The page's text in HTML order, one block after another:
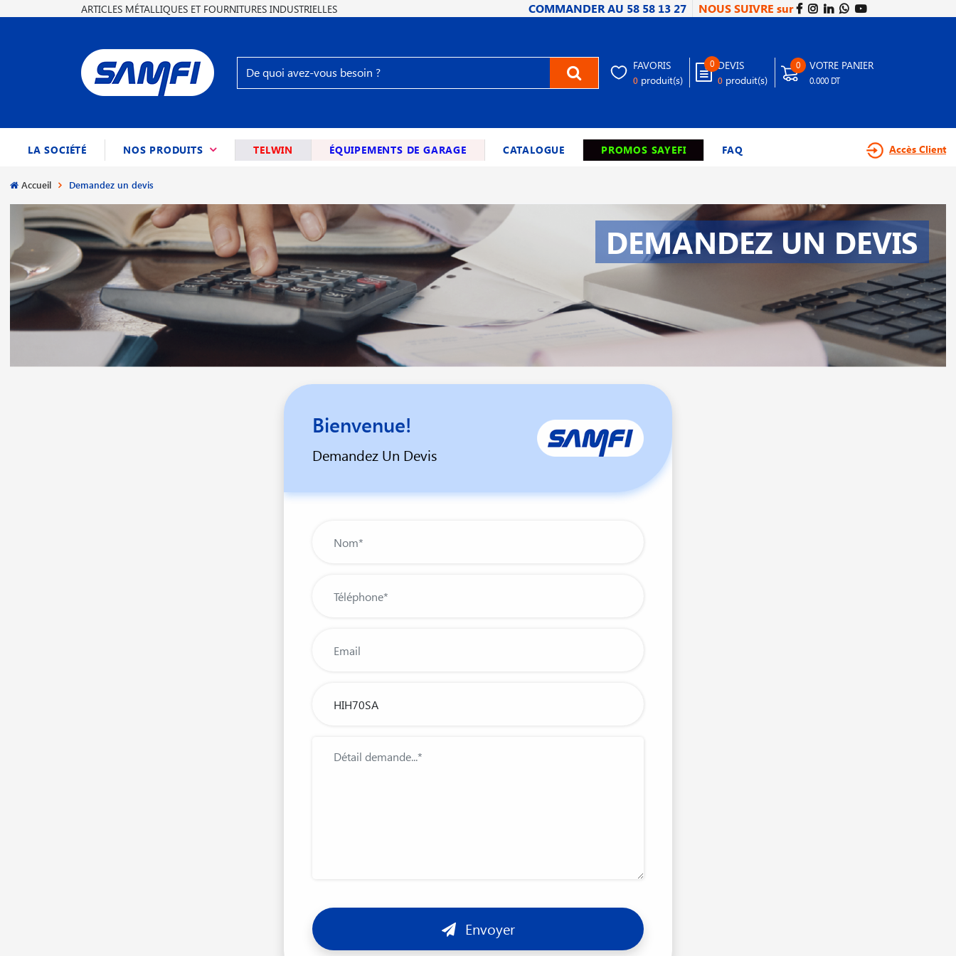
ARTICLES MÉTALLIQUES ET FOURNITURES INDUSTRIELLES COMMANDER AU 58 58 13 27 NOUS SUIVRE sur
FAVORIS
0 produit(s)
0 DEVIS
0 produit(s)
0 VOTRE PANIER
0.000 DT
LA SOCIÉTÉ NOS PRODUITS (CURRENT)TELWIN ÉQUIPEMENTS DE GARAGE CATALOGUE PROMOS SAYEFI FAQ Accès Client
Accueil Demandez un devis
DEMANDEZ UN DEVIS
Bienvenue!
Demandez Un Devis
Envoyer